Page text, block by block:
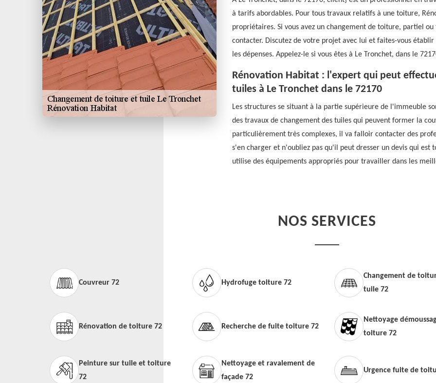
à tarifs abordables. Pour tous travaux relatifs à une toiture,
propriétaires. Si vous avez un changement de toiture, partiel
contacter. Discutez de votre projet avec lui et faites-vous
les dépenses. Appelez-le si vous êtes à Le Tronchet, dans le
Rénovation Habitat : l'expert qui peut
tuiles à Le Tronchet dans le 72170
Les structures se situant à la partie supérieure de l'immeuble
des travaux de changement des tuiles qui peuvent former la
particulièrement très complexes, il va falloir contacter des
s'en charger et n'oubliez pas qu'il peut dresser un devis qui
utilise des équipements appropriés pour travailler dans les
NOS SERVICES
Couvreur 72 Hydrofuge toiture 72
Changement de
tuile 72
Rénovation de toiture 72 Recherche de fuite toiture 72
Nettoyage
toiture 72
Peinture sur tuile et toiture
72
Nettoyage et ravalement de
façade 72
Urgence fuite de